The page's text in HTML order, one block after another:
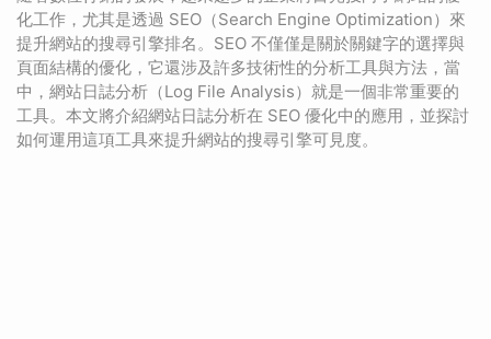
化工作，尤其是透過 SEO（Search Engine Optimization）來
提升網站的搜尋引擎排名。SEO 不僅僅是關於關鍵字的選擇與
頁面結構的優化，它還涉及許多技術性的分析工具與方法，當
中，網站日誌分析（Log File Analysis）就是一個非常重要的
工具。本文將介紹網站日誌分析在 SEO 優化中的應用，並探討
如何運用這項工具來提升網站的搜尋引擎可見度。